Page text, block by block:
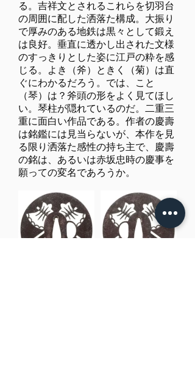
る。吉祥文とされるこれらを切羽台
の周囲に配した洒落た構成。大振り
で厚みのある地鉄は黒々として鍛え
は良好。垂直に透かし出された文様
のすっきりとした姿に江戸の粋を感
じる。よき（斧）ときく（菊）は直
ぐにわかるだろう。では、こと
（琴）は？斧頭の形をよく見てほし
い。琴柱が隠れているのだ。二重三
重に面白い作品である。作者の慶壽
は銘鑑には見当らないが、本作を見
る限り洒落た感性の持ち主で、慶壽
の銘は、あるいは赤坂忠時の慶事を
願っての変名であろうか。